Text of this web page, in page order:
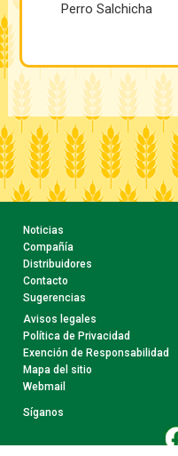
Perro Salchicha
Noticias
Compañía
Distribuidores
Contacto
Sugerencias
Avisos legales
Política de Privacidad
Exención de Responsabilidad
Mapa del sitio
Webmail
Síganos